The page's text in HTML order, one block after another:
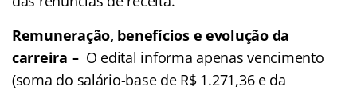
Remuneração, benefícios e evolução da
carreira –O edital informa apenas vencimento
(soma do salário-base de R$ 1.271,36 e da